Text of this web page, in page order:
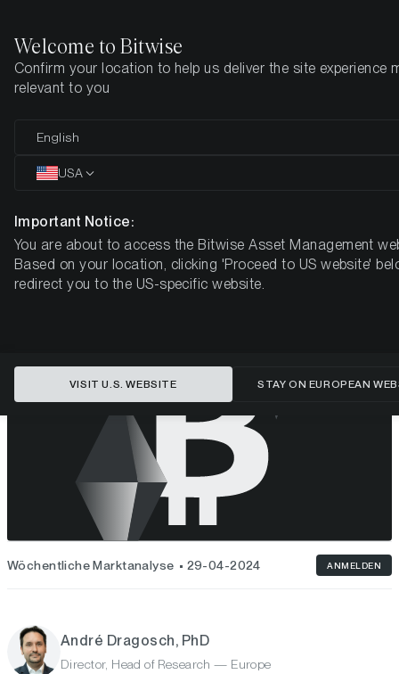
Startseite Market Updates Week 18, 2024
Kryptomarkt zeigt Stärke, da
Bitcoin sich über 60k USD
KRYPTO-MARKT-KOMPASS - WOCHE 18, 2024
Wöchentliche Marktanalyse 29-04-2024 ANMELDEN
André Dragosch, PhD
Director, Head of Research — Europe
Welcome to Bitwise
Confirm your location to help us deliver the site experience
relevant to you
English
USA
Important Notice:
You are about to access the Bitwise Asset Management
Based on your location, clicking 'Proceed to US website'
redirect you to the US-specific website.
VISIT U.S. WEBSITE STAY ON EUROPEAN